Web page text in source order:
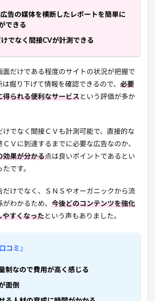
告の媒体を横断したレポートを簡単に
できる
でなく間接CVが計測できる
面だけである程度のサイトの状況が把握で
掘り下げて情報を確認できるので、 必要
得られる便利なサービスという評価が多か
けでなく間接ＣＶも計測可能で、直接的な
ＣＶに到達するまでに必要な広告なのか、
効果が分かる点は良いポイントであるとい
です。
だけでなく、ＳＮＳやオーガニックから流
わかるため、 今後どのコンテンツを強化
やすくなったという声もありました。
コミ』
制なので費用が高く感じる
面倒